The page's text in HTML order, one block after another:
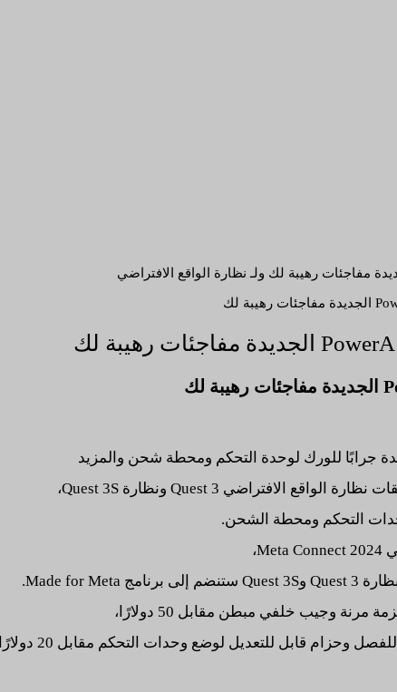
التحكم ومحطة الشحن.
وجيب خلفي مبطن مقابل 50 دولارًا،
قابل للتعديل لوضع وحدات التحكم مقابل 20 دولارًا.